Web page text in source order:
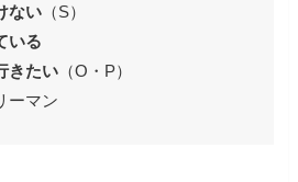
ない（S）
いる
きたい（O・P）
ーマン